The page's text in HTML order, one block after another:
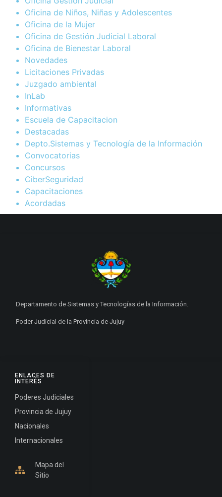
Oficina de Niños, Niñas y Adolescentes
Oficina de la Mujer
Oficina de Gestión Judicial Laboral
Oficina de Bienestar Laboral
Novedades
Licitaciones Privadas
Juzgado ambiental
InLab
Informativas
Escuela de Capacitacion
Destacadas
Depto.Sistemas y Tecnología de la Información
Convocatorias
Concursos
CiberSeguridad
Capacitaciones
Acordadas
ENLACES DE
INTERÉS
Poderes Judiciales
Provincia de Jujuy
Nacionales
Internacionales
Mapa del
Sitio
Departamento de Sistemas y Tecnologías de la Información.
Poder Judicial de la Provincia de Jujuy